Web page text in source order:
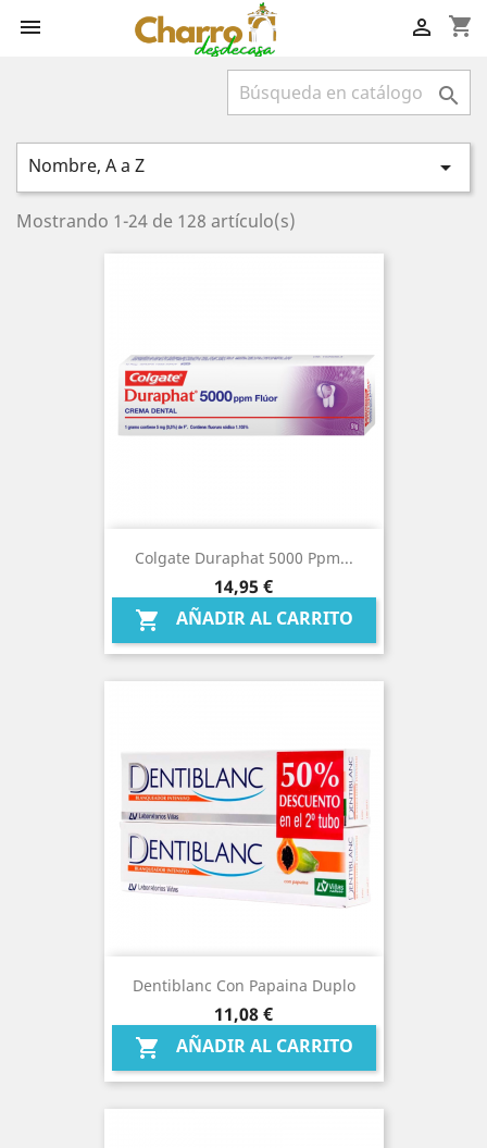
 shopping_cart


Nombre, A a Z 
Mostrando 1-24 de 128 artículo(s)
Colgate Duraphat 5000 Ppm...
Precio
14,95 €
 AÑADIR AL CARRITO
Dentiblanc Con Papaina Duplo
Precio
11,08 €
 AÑADIR AL CARRITO